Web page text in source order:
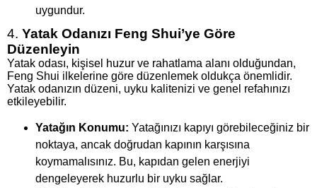
uygundur.
4. Yatak Odanızı Feng Shui’ye Göre
Düzenleyin
Yatak odası, kişisel huzur ve rahatlama alanı olduğundan,
Feng Shui ilkelerine göre düzenlemek oldukça önemlidir.
Yatak odanızın düzeni, uyku kalitenizi ve genel refahınızı
etkileyebilir.
Yatağın Konumu: Yatağınızı kapıyı görebileceğiniz bir
noktaya, ancak doğrudan kapının karşısına
koymamalısınız. Bu, kapıdan gelen enerjiyi
dengeleyerek huzurlu bir uyku sağlar.